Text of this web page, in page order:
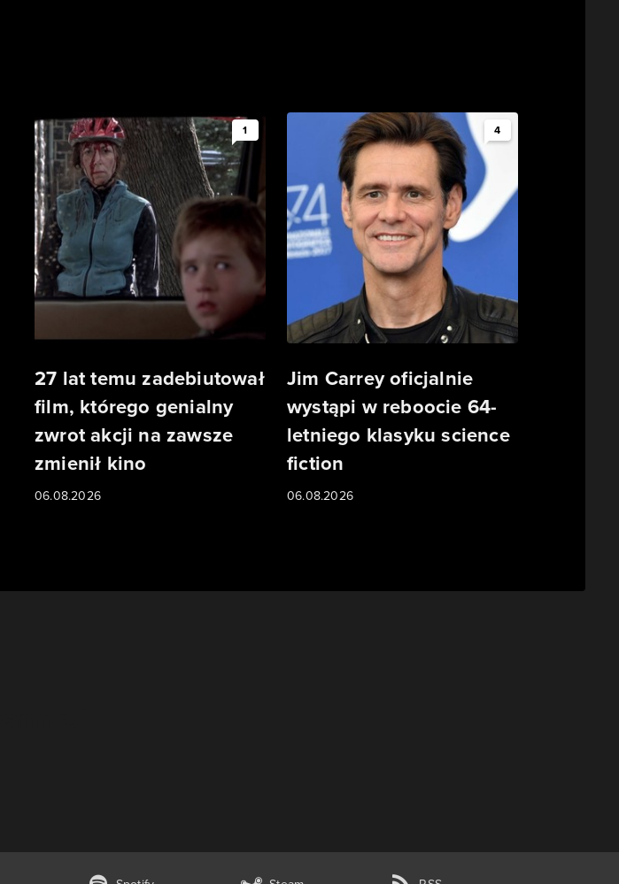
1
27 lat temu zadebiutował
film, którego genialny
zwrot akcji na zawsze
zmienił kino
06.08.2026
4
Jim Carrey oficjalnie
wystąpi w reboocie 64-
letniego klasyku science
fiction
06.08.2026